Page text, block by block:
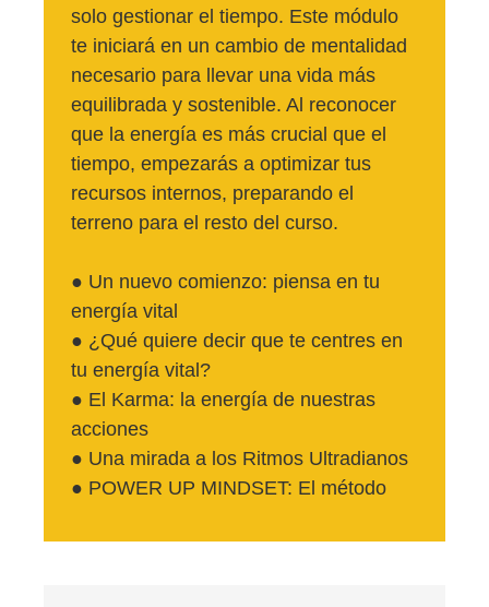
solo gestionar el tiempo. Este módulo
te iniciará en un cambio de mentalidad
necesario para llevar una vida más
equilibrada y sostenible. Al reconocer
que la energía es más crucial que el
tiempo, empezarás a optimizar tus
recursos internos, preparando el
terreno para el resto del curso.
● Un nuevo comienzo: piensa en tu
energía vital
● ¿Qué quiere decir que te centres en
tu energía vital?
● El Karma: la energía de nuestras
acciones
● Una mirada a los Ritmos Ultradianos
● POWER UP MINDSET: El método